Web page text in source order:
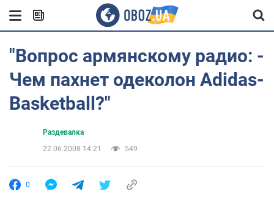
"Вопрос армянскому радио: -
Чем пахнет одеколон Adidas-
Basketball?"
Раздевалка
22.06.2008 14:21
549
0